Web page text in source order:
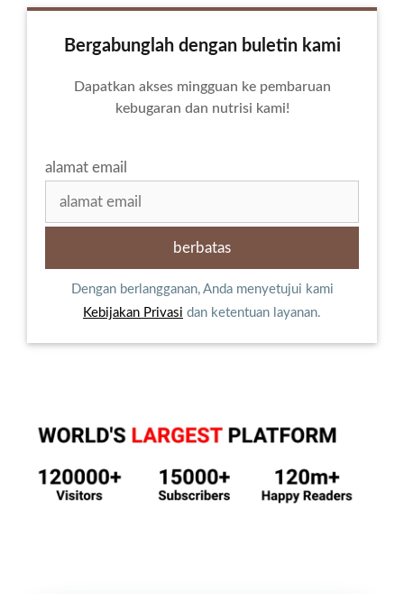
Bergabunglah dengan buletin kami
Dapatkan akses mingguan ke pembaruan
kebugaran dan nutrisi kami!
alamat email
Dengan berlangganan, Anda menyetujui kami
Kebijakan Privasi dan ketentuan layanan.